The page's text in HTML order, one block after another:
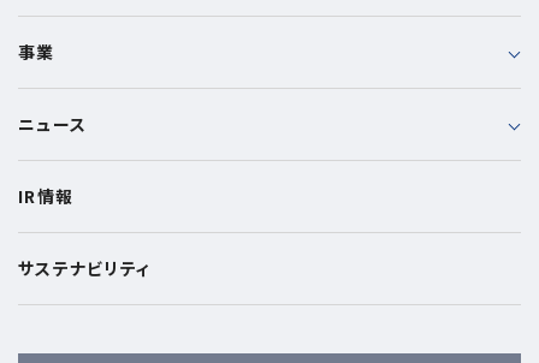
事業
ニュース
IR情報
サステナビリティ